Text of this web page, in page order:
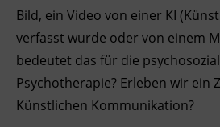
Ingenieurzertifizierung
Deutsch und Integration
Akademisches Studienzentrum
Digitales Lernen
BFI Reutte
BFI Schwaz
Bild, ein Video von einer KI
verfasst wurde oder von einem
bedeutet das für die
Psychotherapie? Erleben wir ein
Künstlichen Kommunikation?